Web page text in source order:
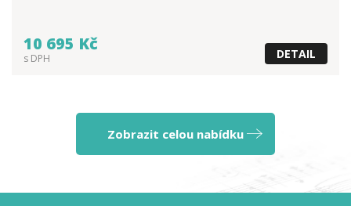
10 695 Kč
s DPH DETAIL
Zobrazit celou nabídku